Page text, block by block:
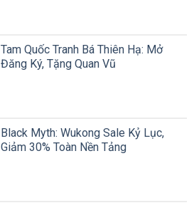
Tam Quốc Tranh Bá Thiên Hạ: Mở
Đăng Ký, Tặng Quan Vũ
Black Myth: Wukong Sale Kỷ Lục,
Giảm 30% Toàn Nền Tảng